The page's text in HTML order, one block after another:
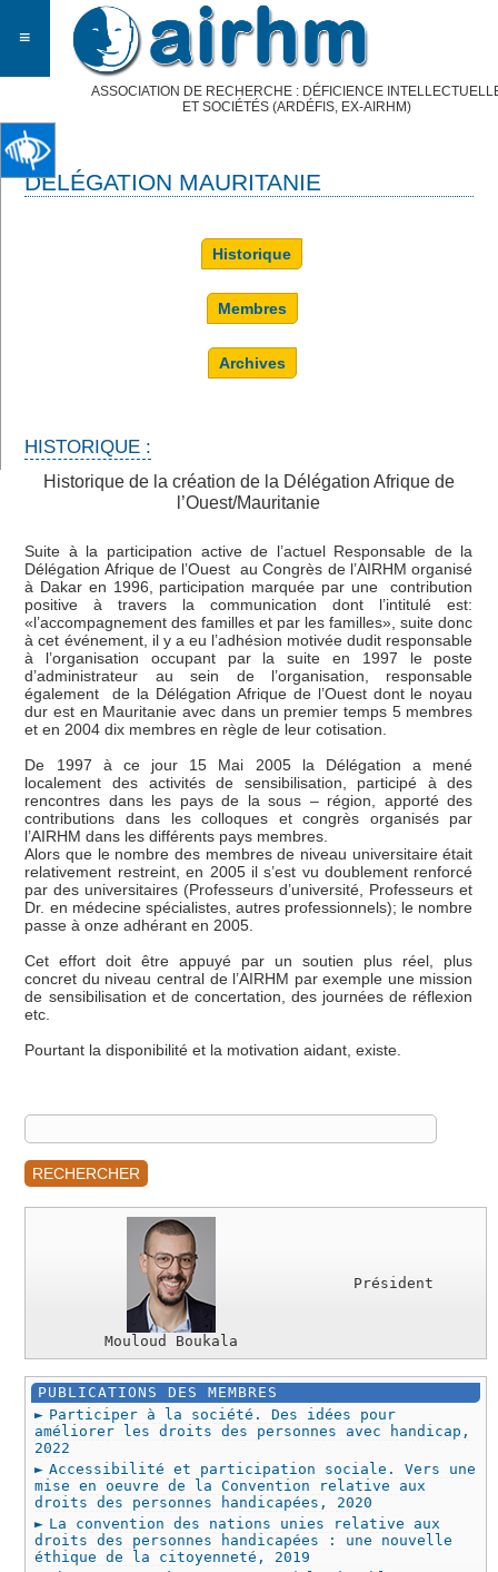
≡
ASSOCIATION DE RECHERCHE : DÉFICIENCE
ET SOCIÉTÉS (ARDÉFIS, EX-AIRHM)
DÉLÉGATION MAURITANIE
Historique
Membres
Archives
HISTORIQUE :
Historique de la création de la Délégation Afrique de
l’Ouest/Mauritanie
Suite à la participation active de l’actuel Responsable de la
Délégation Afrique de l’Ouest au Congrès de l’AIRHM organisé
à Dakar en 1996, participation marquée par une contribution
positive à travers la communication dont l’intitulé est:
«l’accompagnement des familles et par les familles», suite donc
à cet événement, il y a eu l’adhésion motivée dudit responsable
à l’organisation occupant par la suite en 1997 le poste
d’administrateur au sein de l’organisation, responsable
également de la Délégation Afrique de l’Ouest dont le noyau
dur est en Mauritanie avec dans un premier temps 5 membres
et en 2004 dix membres en règle de leur cotisation.
De 1997 à ce jour 15 Mai 2005 la Délégation a mené
localement des activités de sensibilisation, participé à des
rencontres dans les pays de la sous – région, apporté des
contributions dans les colloques et congrès organisés par
l’AIRHM dans les différents pays membres.
Alors que le nombre des membres de niveau universitaire était
relativement restreint, en 2005 il s’est vu doublement renforcé
par des universitaires (Professeurs d’université, Professeurs et
Dr. en médecine spécialistes, autres professionnels); le nombre
passe à onze adhérant en 2005.
Cet effort doit être appuyé par un soutien plus réel, plus
concret du niveau central de l’AIRHM par exemple une mission
de sensibilisation et de concertation, des journées de réflexion
etc.
Pourtant la disponibilité et la motivation aidant, existe.
Mouloud Boukala
Président
PUBLICATIONS DES MEMBRES
Participer à la société. Des idées pour
améliorer les droits des personnes avec handicap,
2022
Accessibilité et participation sociale. Vers une
mise en oeuvre de la Convention relative aux
droits des personnes handicapées, 2020
La convention des nations unies relative aux
droits des personnes handicapées : une nouvelle
éthique de la citoyenneté, 2019